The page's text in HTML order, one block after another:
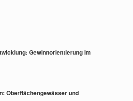
Gewinnorientierung im
Oberflächengewässer und